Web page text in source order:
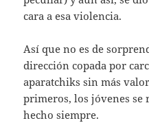
cara a esa violencia.
Así que no es de
dirección copada por
aparatchiks sin más
primeros, los jóvenes se
hecho siempre.